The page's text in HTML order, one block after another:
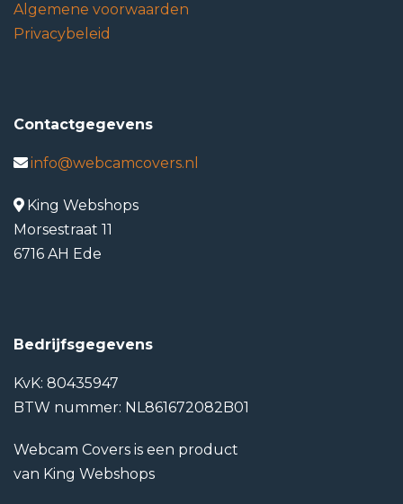
Algemene voorwaarden
Privacybeleid
Contactgegevens
info@webcamcovers.nl
King Webshops
Morsestraat 11
6716 AH Ede
Bedrijfsgegevens
KvK: 80435947
BTW nummer: NL861672082B01
Webcam Covers is een product
van King Webshops